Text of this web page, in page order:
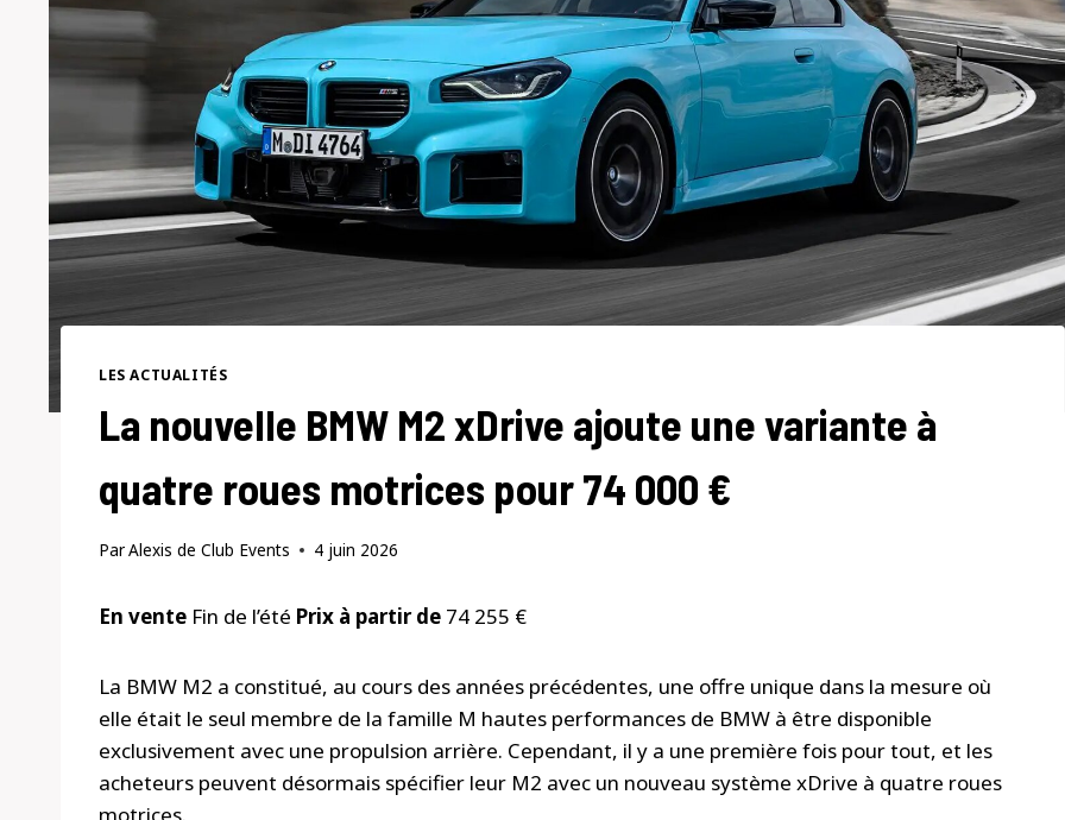
LES ACTUALITÉS
La nouvelle BMW M2 xDrive ajoute une variante à
quatre roues motrices pour 74 000 €
ParAlexis de Club Events 4 juin 2026
En vente Fin de l’été Prix ​​à partir de 74 255 €
La BMW M2 a constitué, au cours des années précédentes, une offre unique dans la mesure où
elle était le seul membre de la famille M hautes performances de BMW à être disponible
exclusivement avec une propulsion arrière. Cependant, il y a une première fois pour tout, et les
acheteurs peuvent désormais spécifier leur M2 avec un nouveau système xDrive à quatre roues